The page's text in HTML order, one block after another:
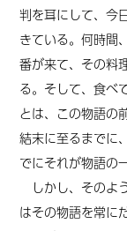
判を耳にして、今
きている。何時間
番が来て、その料
る。そして、食べ
とは、この物語の
結末に至るまでに
でにそれが物語の
しかし、そのよ
はその物語を常に